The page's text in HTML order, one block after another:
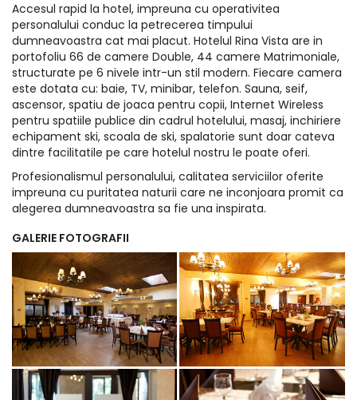
Accesul rapid la hotel, impreuna cu operativitea
personalului conduc la petrecerea timpului
dumneavoastra cat mai placut. Hotelul Rina Vista are in
portofoliu 66 de camere Double, 44 camere Matrimoniale,
structurate pe 6 nivele intr-un stil modern. Fiecare camera
este dotata cu: baie, TV, minibar, telefon. Sauna, seif,
ascensor, spatiu de joaca pentru copii, Internet Wireless
pentru spatiile publice din cadrul hotelului, masaj, inchiriere
echipament ski, scoala de ski, spalatorie sunt doar cateva
dintre facilitatile pe care hotelul nostru le poate oferi.
Profesionalismul personalului, calitatea serviciilor oferite
impreuna cu puritatea naturii care ne inconjoara promit ca
alegerea dumneavoastra sa fie una inspirata.
GALERIE FOTOGRAFII